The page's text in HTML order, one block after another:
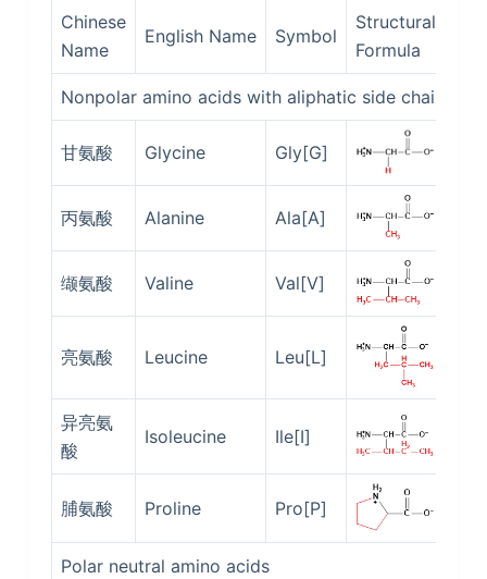
Chinese
Name
English Name Symbol
Structural
Formula
Nonpolar amino acids with aliphatic side chains
甘氨酸 Glycine Gly[G]
丙氨酸 Alanine Ala[A]
缬氨酸 Valine Val[V]
亮氨酸 Leucine Leu[L]
异亮氨
酸
Isoleucine Ile[I]
脯氨酸 Proline Pro[P]
Polar neutral amino acids